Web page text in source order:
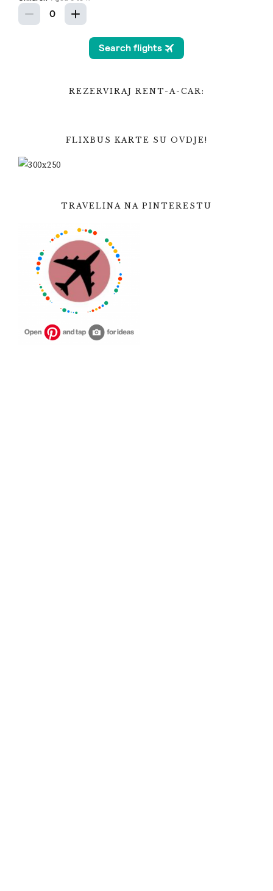
REZERVIRAJ RENT-A-CAR:
FLIXBUS KARTE SU OVDJE!
TRAVELINA NA PINTERESTU